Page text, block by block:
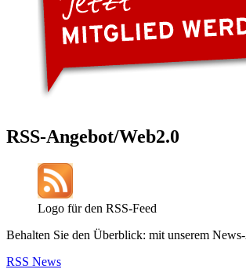
RSS-Angebot/Web2.0
Logo für den RSS-Feed
Behalten Sie den Überblick: mit unserem
RSS News